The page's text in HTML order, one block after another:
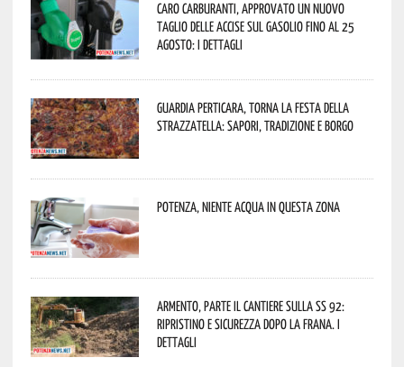
Caro carburanti, approvato un nuovo
taglio delle accise sul gasolio fino al 25
agosto: i dettagli
Guardia Perticara, torna la Festa della
Strazzatella: sapori, tradizione e borgo
Potenza, niente acqua in questa zona
Armento, parte il cantiere sulla SS 92:
ripristino e sicurezza dopo la frana. I
dettagli